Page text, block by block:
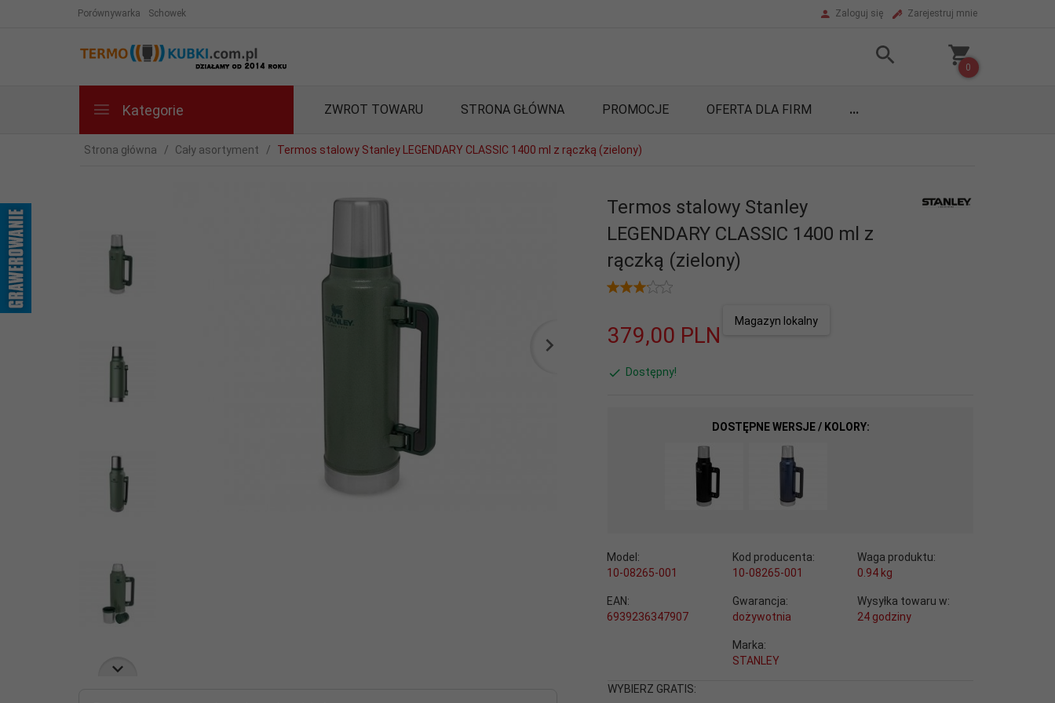
Porównywarka Schowek Zaloguj się Zarejestruj mnie
0
Kategorie ZWROT TOWARU STRONA GŁÓWNA PROMOCJE OFERTA DLA FIRM ...
Strona główna Cały asortyment Termos stalowy Stanley LEGENDARY CLASSIC 1400 ml z rączką (zielony)
Termos stalowy Stanley
LEGENDARY CLASSIC 1400 ml z
rączką (zielony)
379,00 PLN
Magazyn lokalny
Dostępny!
DOSTĘPNE WERSJE / KOLORY:
Model:
10-08265-001
Kod producenta:
10-08265-001
Waga produktu:
0.94 kg
EAN:
6939236347907
Gwarancja:
dożywotnia
Wysyłka towaru w:
24 godziny
Marka:
STANLEY
WYBIERZ GRATIS: